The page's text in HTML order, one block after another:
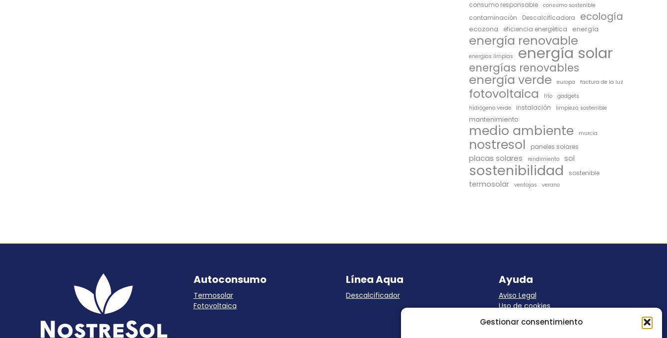
Gestionar consentimiento
consumo responsable consumo sostenible
contaminación Descalcificadora ecología
ecozona eficiencia energética energía
energía renovable
energías limpias energía solar
energías renovables
energía verde europa factura de la luz
fotovoltaica frío
gadgets
hidrógeno verde
instalación limpieza sostenible
mantenimiento
medio ambiente murcia
nostresol paneles solares
placas solares rendimiento sol
sostenibilidad sostenible
termosolar ventajas verano
Autoconsumo
Termosolar
Fotovoltaica
Línea Aqua
Descalcificador
Ayuda
Aviso Legal
Uso de cookies
Panel Cookies
Política de privacidad